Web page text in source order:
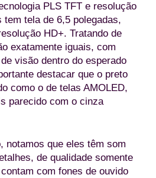
PLS TFT e resolução
tem tela de 6,5 polegadas,
HD+. Tratando de
exatamente iguais, com
visão dentro do esperado
destacar que o preto
como o de telas AMOLED,
parecido com o cinza
notamos que eles têm som
de qualidade somente
com fones de ouvido